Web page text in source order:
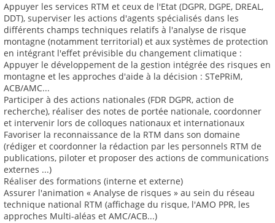
Appuyer les services RTM et ceux de l'Etat (DGPR, DGPE, DREAL,
DDT), superviser les actions d'agents spécialisés dans les
différents champs techniques relatifs à l'analyse de risque
montagne (notamment territorial) et aux systèmes de protection
en intégrant l'effet prévisible du changement climatique :
Appuyer le développement de la gestion intégrée des risques en
montagne et les approches d'aide à la décision : STePRiM,
ACB/AMC...
Participer à des actions nationales (FDR DGPR, action de
recherche), réaliser des notes de portée nationale, coordonner
et intervenir lors de colloques nationaux et internationaux
Favoriser la reconnaissance de la RTM dans son domaine
(rédiger et coordonner la rédaction par les personnels RTM de
publications, piloter et proposer des actions de communications
externes ...)
Réaliser des formations (interne et externe)
Assurer l'animation « Analyse de risques » au sein du réseau
technique national RTM (affichage du risque, l'AMO PPR, les
approches Multi-aléas et AMC/ACB...)